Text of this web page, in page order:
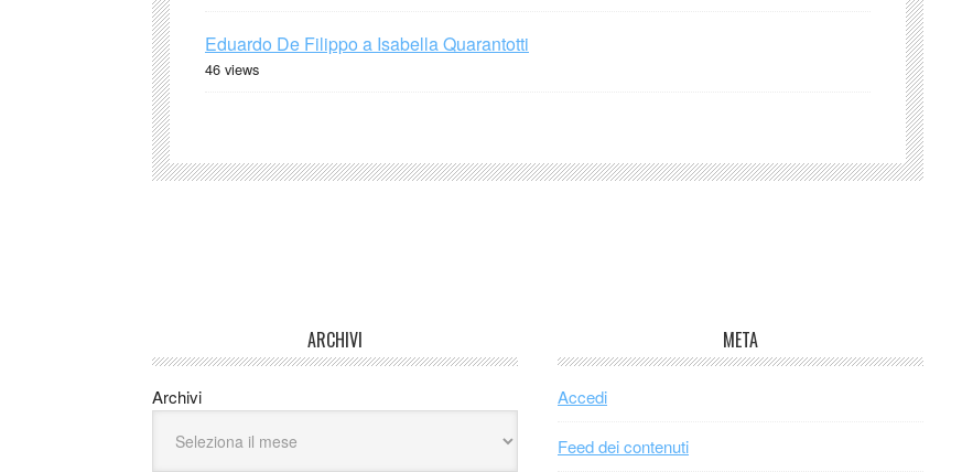
Eduardo De Filippo a Isabella Quarantotti
46 views
ARCHIVI
Archivi
META
Accedi
Feed dei contenuti